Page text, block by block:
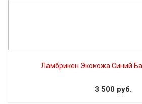
Ламбрикен Экокожа Синий
3 500 руб.